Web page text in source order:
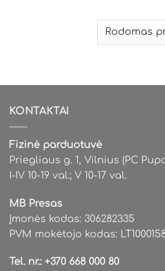
the
product
page
KONTAKTAI
Fizinė parduotuvė
Priegliaus g. 1, Vilnius (PC
I-IV 10-19 val.; V 10-17 val.
MB Presas
Įmonės kodas: 306282335
PVM mokėtojo kodas:
Tel. nr.: +370 668 000 80